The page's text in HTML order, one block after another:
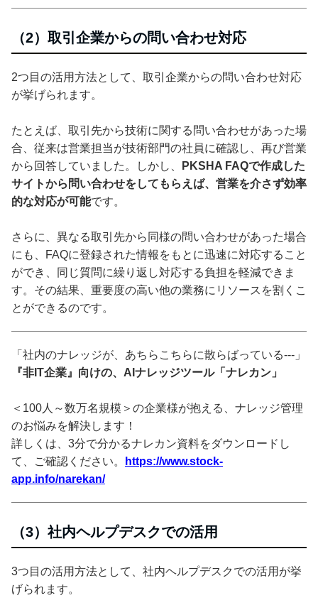
（2）取引企業からの問い合わせ対応
2つ目の活用方法として、取引企業からの問い合わせ対応
が挙げられます。
たとえば、取引先から技術に関する問い合わせがあった場
合、従来は営業担当が技術部門の社員に確認し、再び営業
から回答していました。しかし、
PKSHA FAQで作成した
サイトから問い合わせをしてもらえば、営業を介さず効率
的な対応が可能です。
さらに、異なる取引先から同様の問い合わせがあった場合
にも、FAQに登録された情報をもとに迅速に対応すること
ができ、同じ質問に繰り返し対応する負担を軽減できま
す。その結果、重要度の高い他の業務にリソースを割くこ
とができるのです。
「社内のナレッジが、あちらこちらに散らばっている---」
『非IT企業』向けの、AIナレッジツール「ナレカン」
＜100人～数万名規模＞の企業様が抱える、ナレッジ管理
のお悩みを解決します！
詳しくは、3分で分かるナレカン資料をダウンロードし
て、ご確認ください。
https://www.stock-
app.info/narekan/
（3）社内ヘルプデスクでの活用
3つ目の活用方法として、社内ヘルプデスクでの活用が挙
げられます。